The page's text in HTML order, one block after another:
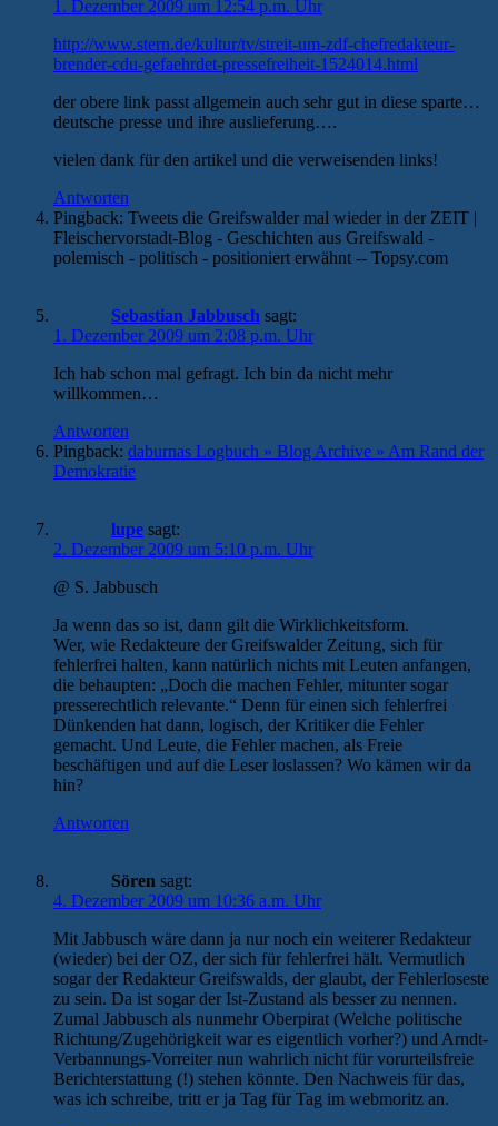
1. Dezember 2009 um 12:54 p.m. Uhr
http://www.stern.de/kultur/tv/streit-um-zdf-chefredakteur-
brender-cdu-gefaehrdet-pressefreiheit-1524014.html
der obere link passt allgemein auch sehr gut in diese sparte…
deutsche presse und ihre auslieferung….
vielen dank für den artikel und die verweisenden links!
Antworten
Pingback: Tweets die Greifswalder mal wieder in der ZEIT |
Fleischervorstadt-Blog - Geschichten aus Greifswald -
polemisch - politisch - positioniert erwähnt -- Topsy.com
Sebastian Jabbusch sagt:
1. Dezember 2009 um 2:08 p.m. Uhr
Ich hab schon mal gefragt. Ich bin da nicht mehr
willkommen…
Antworten
Pingback: daburnas Logbuch » Blog Archive » Am Rand der
Demokratie
lupe sagt:
2. Dezember 2009 um 5:10 p.m. Uhr
@ S. Jabbusch
Ja wenn das so ist, dann gilt die Wirklichkeitsform.
Wer, wie Redakteure der Greifswalder Zeitung, sich für
fehlerfrei halten, kann natürlich nichts mit Leuten anfangen,
die behaupten: „Doch die machen Fehler, mitunter sogar
presserechtlich relevante.“ Denn für einen sich fehlerfrei
Dünkenden hat dann, logisch, der Kritiker die Fehler
gemacht. Und Leute, die Fehler machen, als Freie
beschäftigen und auf die Leser loslassen? Wo kämen wir da
hin?
Antworten
Sören sagt:
4. Dezember 2009 um 10:36 a.m. Uhr
Mit Jabbusch wäre dann ja nur noch ein weiterer Redakteur
(wieder) bei der OZ, der sich für fehlerfrei hält. Vermutlich
sogar der Redakteur Greifswalds, der glaubt, der Fehlerloseste
zu sein. Da ist sogar der Ist-Zustand als besser zu nennen.
Zumal Jabbusch als nunmehr Oberpirat (Welche politische
Richtung/Zugehörigkeit war es eigentlich vorher?) und Arndt-
Verbannungs-Vorreiter nun wahrlich nicht für vorurteilsfreie
Berichterstattung (!) stehen könnte. Den Nachweis für das,
was ich schreibe, tritt er ja Tag für Tag im webmoritz an.